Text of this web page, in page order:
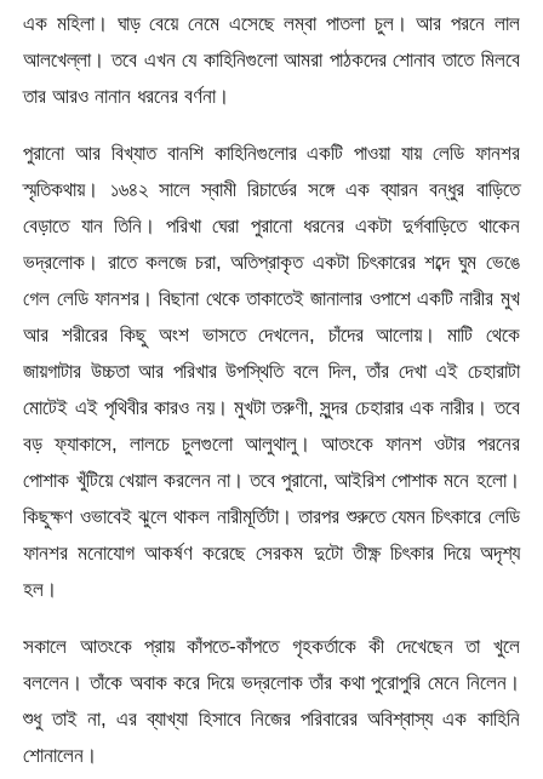
এক মহিলা। ঘাড় বেয়ে নেমে এসেছে লম্বা পাতলা চুল। আর পরনে লাল
আলখেল্লা। তবে এখন যে কাহিনিগুলো আমরা পাঠকদের শোনাব তাতে মিলবে
তার আরও নানান ধরনের বর্ণনা।
পুরানো আর বিখ্যাত বানশি কাহিনিগুলোর একটি পাওয়া যায় লেডি ফানশর
স্মৃতিকথায়। ১৬৪২ সালে স্বামী রিচার্ডের সঙ্গে এক ব্যারন বন্ধুর বাড়িতে
বেড়াতে যান তিনি। পরিখা ঘেরা পুরানো ধরনের একটা দুর্গবাড়িতে থাকেন
ভদ্রলোক। রাতে কলজে চরা, অতিপ্রাকৃত একটা চিৎকারের শব্দে ঘুম ভেঙে
গেল লেডি ফানশর। বিছানা থেকে তাকাতেই জানালার ওপাশে একটি নারীর মুখ
আর শরীরের কিছু অংশ ভাসতে দেখলেন, চাঁদের আলোয়। মাটি থেকে
জায়গাটার উচ্চতা আর পরিখার উপস্থিতি বলে দিল, তাঁর দেখা এই চেহারাটা
মোটেই এই পৃথিবীর কারও নয়। মুখটা তরুণী, সুন্দর চেহারার এক নারীর। তবে
বড় ফ্যাকাসে, লালচে চুলগুলো আলুথালু। আতংকে ফানশ ওটার পরনের
পোশাক খুঁটিয়ে খেয়াল করলেন না। তবে পুরানো, আইরিশ পোশাক মনে হলো।
কিছুক্ষণ ওভাবেই ঝুলে থাকল নারীমূর্তিটা। তারপর শুরুতে যেমন চিৎকারে লেডি
ফানশর মনোযোগ আকর্ষণ করেছে সেরকম দুটো তীক্ষ্ণ চিৎকার দিয়ে অদৃশ্য
হল।
সকালে আতংকে প্রায় কাঁপতে-কাঁপতে গৃহকর্তাকে কী দেখেছেন তা খুলে
বললেন। তাঁকে অবাক করে দিয়ে ভদ্রলোক তাঁর কথা পুরোপুরি মেনে নিলেন।
শুধু তাই না, এর ব্যাখ্যা হিসাবে নিজের পরিবারের অবিশ্বাস্য এক কাহিনি
শোনালেন।